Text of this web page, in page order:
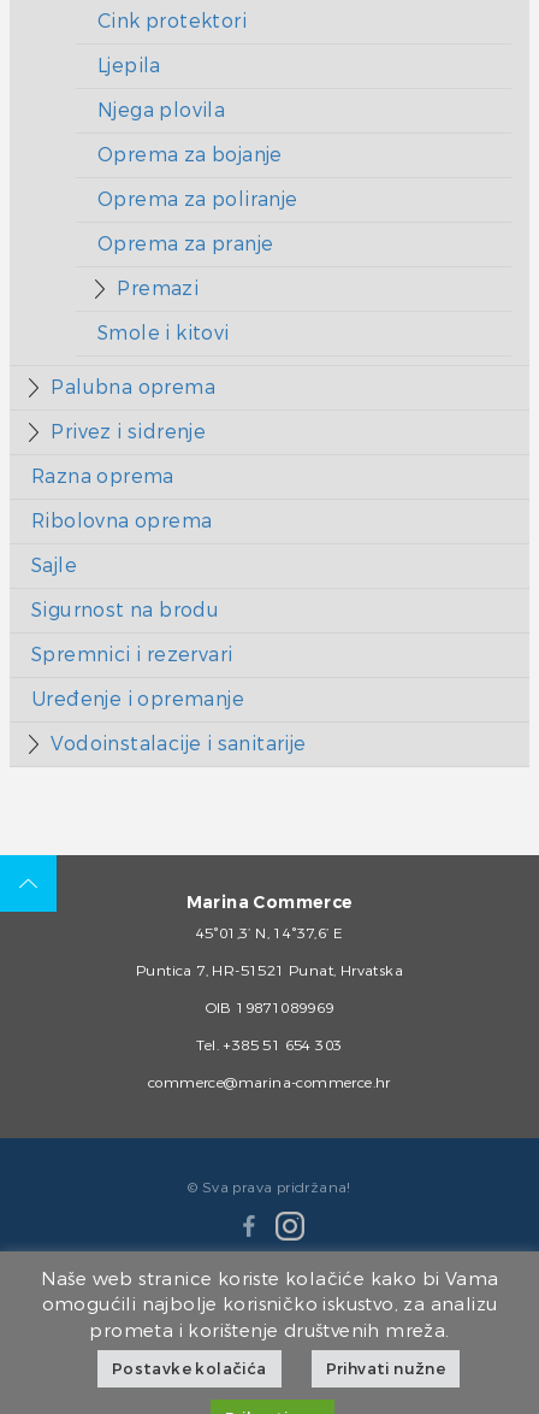
Cink protektori
Ljepila
Njega plovila
Oprema za bojanje
Oprema za poliranje
Oprema za pranje
Premazi
Smole i kitovi
Palubna oprema
Privez i sidrenje
Razna oprema
Ribolovna oprema
Sajle
Sigurnost na brodu
Spremnici i rezervari
Uređenje i opremanje
Vodoinstalacije i sanitarije
Marina Commerce
45°01,3’ N, 14°37,6’ E
Puntica 7, HR-51521 Punat, Hrvatska
OIB 19871089969
Tel. +385 51 654 303
commerce@marina-commerce.hr
© Sva prava pridržana!
Članice Marina Punat Grupe:
Marina Punat d.o.o. | Brodogradilište Punat d.o.o. |
Marina Punat Hotel & Resort | Marina Commerce d.o.o.
Naše web stranice koriste kolačiće kako bi Vama
omogućili najbolje korisničko iskustvo, za analizu
prometa i korištenje društvenih mreža.
Postavke kolačića Prihvati nužne